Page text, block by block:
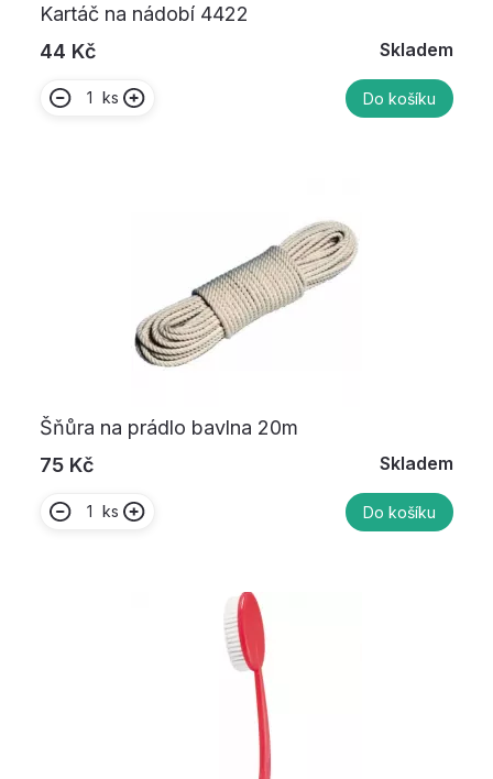
Kartáč na nádobí 4422
44 Kč
Skladem
ks Do košíku
Šňůra na prádlo bavlna 20m
75 Kč
Skladem
ks Do košíku